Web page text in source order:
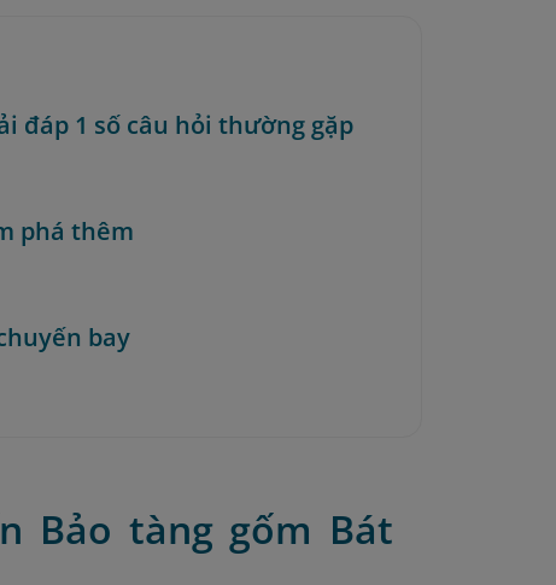
đáp 1 số câu hỏi thường gặp
phá thêm
bay
Bảo tàng gốm Bát